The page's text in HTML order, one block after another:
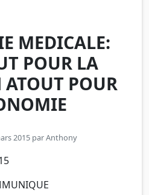
MEDICALE:
POUR LA
POUR
2015 parAnthony